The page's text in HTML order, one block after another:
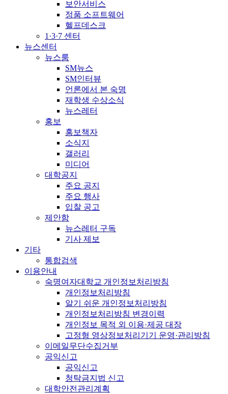
보안서비스
정품 소프트웨어
헬프데스크
1·3·7 센터
뉴스센터
뉴스룸
SM뉴스
SM인터뷰
언론에서 본 숙명
재학생 수상소식
뉴스레터
홍보
홍보책자
소식지
갤러리
미디어
대학공지
주요 공지
주요 행사
입찰 공고
제안함
뉴스레터 구독
기사 제보
기타
통합검색
이용안내
숙명여자대학교 개인정보처리방침
개인정보처리방침
알기 쉬운 개인정보처리방침
개인정보처리방침 변경이력
개인정보 목적 외 이용·제공 대장
고정형 영상정보처리기기 운영·관리방침
이메일무단수집거부
공익신고
공익신고
청탁금지법 신고
대학안전관리계획